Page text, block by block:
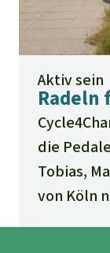
Aktiv sein
Radeln
die
Tobias,
von Köln